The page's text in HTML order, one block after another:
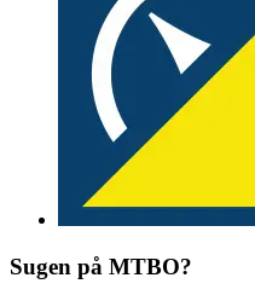
Sugen på MTBO?